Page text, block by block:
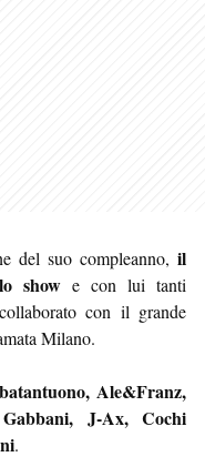
del suo compleanno, il
show e con lui tanti
con il grande
Milano.
Ale&Franz,
J-Ax, Cochi
.